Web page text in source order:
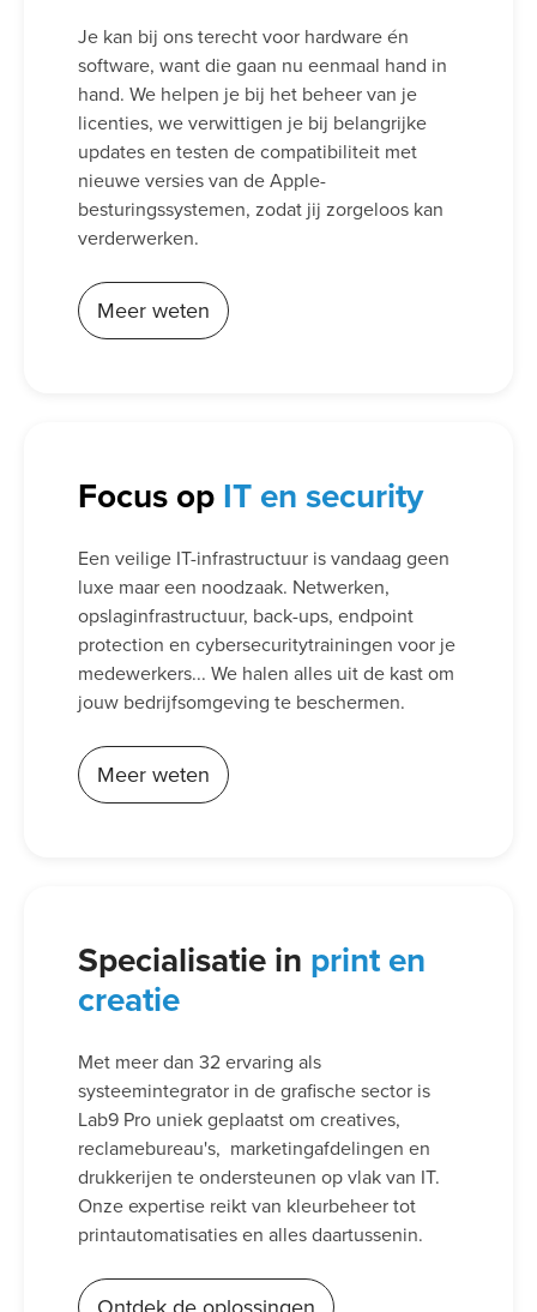
Je kan bij ons terecht voor hardware én
software, want die gaan nu eenmaal hand in
hand. We helpen je bij het beheer van je
licenties, we verwittigen je bij belangrijke
updates en testen de compatibiliteit met
nieuwe versies van de Apple-
besturingssystemen, zodat jij zorgeloos kan
verderwerken.
Meer weten
Focus opIT en security
Een veilige IT-infrastructuur is vandaag geen
luxe maar een noodzaak. Netwerken,
opslaginfrastructuur, back-ups, endpoint
protection en cybersecuritytrainingen voor je
medewerkers... We halen alles uit de kast om
jouw bedrijfsomgeving te beschermen.
Meer weten
Specialisatie in print en
creatie
Met meer dan 32 ervaring als
systeemintegrator in de grafische sector is
Lab9 Pro uniek geplaatst om creatives,
reclamebureau's, marketingafdelingen en
drukkerijen te ondersteunen op vlak van IT.
Onze expertise reikt van kleurbeheer tot
printautomatisaties en alles daartussenin.